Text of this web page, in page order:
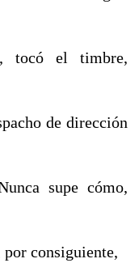
tocó el timbre,
de dirección
supe cómo,
consiguiente,